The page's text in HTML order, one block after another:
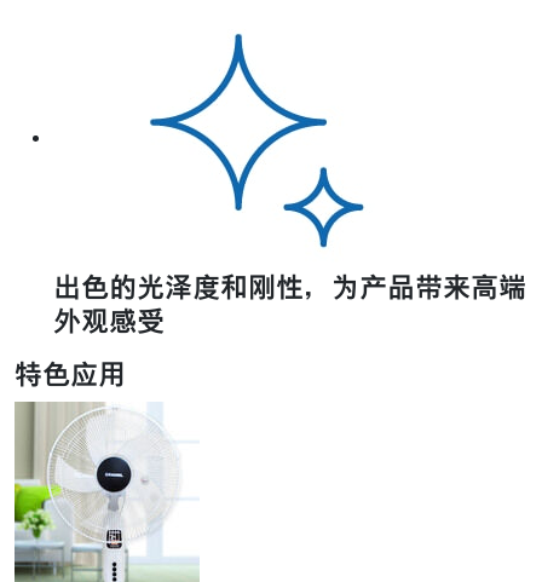
出色的光泽度和刚性，为产品带来高端
外观感受
特色应用